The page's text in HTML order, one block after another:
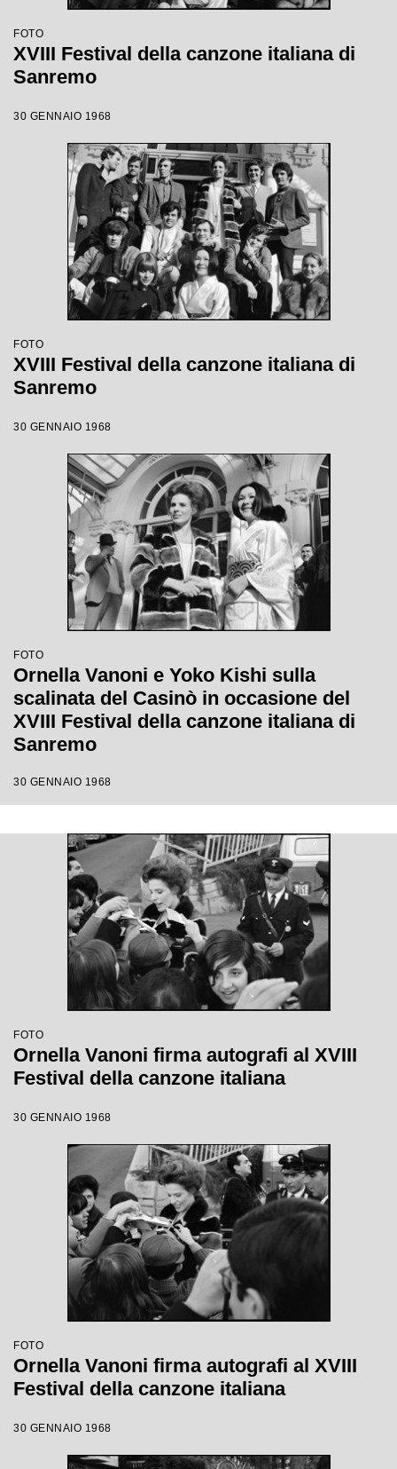
FOTO
XVIII Festival della canzone italiana di
Sanremo
30 GENNAIO 1968
FOTO
XVIII Festival della canzone italiana di
Sanremo
30 GENNAIO 1968
FOTO
Ornella Vanoni e Yoko Kishi sulla
scalinata del Casinò in occasione del
XVIII Festival della canzone italiana di
Sanremo
30 GENNAIO 1968
FOTO
Ornella Vanoni firma autografi al XVIII
Festival della canzone italiana
30 GENNAIO 1968
FOTO
Ornella Vanoni firma autografi al XVIII
Festival della canzone italiana
30 GENNAIO 1968